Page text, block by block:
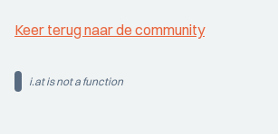
Keer terug naar de community
i.at is not a function